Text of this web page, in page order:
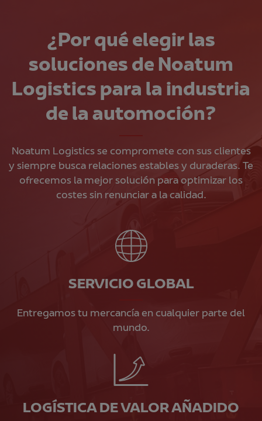
¿Por qué elegir las
soluciones de Noatum
Logistics para la industria
de la automoción?
Noatum Logistics se compromete con sus clientes
y siempre busca relaciones estables y duraderas. Te
ofrecemos la mejor solución para optimizar los
costes sin renunciar a la calidad.
SERVICIO GLOBAL
Entregamos tu mercancía en cualquier parte del
mundo.
LOGÍSTICA DE VALOR AÑADIDO